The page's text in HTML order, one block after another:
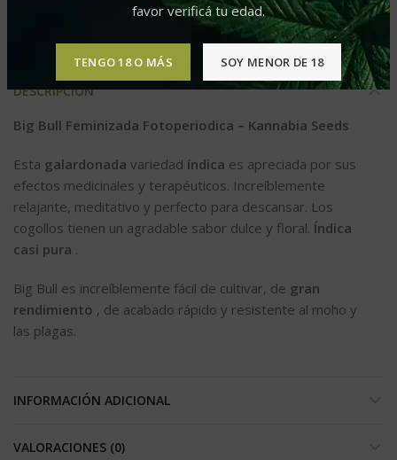
favor verificá tu edad.
TENGO 18 O MÁS SOY MENOR DE 18
DESCRIPCIÓN
Big Bull Feminizada Fotoperiodica – Kannabia Seeds
Esta galardonada variedad índica es apreciada por sus
efectos medicinales y terapéuticos. Increíblemente
relajante, meditativo y perfecto para descansar. Los
cogollos tienen un agradable sabor dulce y floral. Índica
casi pura .
Big Bull es increíblemente fácil de cultivar, de gran
rendimiento , de acabado rápido y resistente al moho y
las plagas.
INFORMACIÓN ADICIONAL
VALORACIONES (0)